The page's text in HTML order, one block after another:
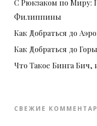
С Рюкзаком по Миру:
Филиппины
Как Добраться до
Как Добраться до
Что Такое Бинга Бич,
СВЕЖИЕ